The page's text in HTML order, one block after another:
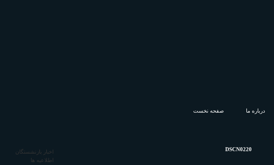
درباره ما صفحه نخست
DSCN0220
اخبار بازنشستگان
اطلاعیه ها